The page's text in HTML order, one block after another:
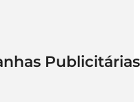
Publicitárias